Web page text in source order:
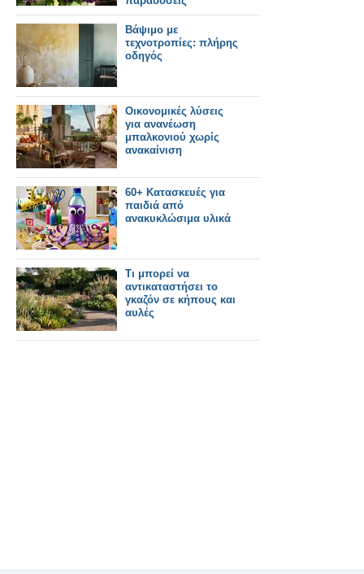
Βάψιμο με
τεχνοτροπίες: πλήρης
οδηγός
Οικονομικές λύσεις
για ανανέωση
μπαλκονιού χωρίς
ανακαίνιση
60+ Κατασκευές για
παιδιά από
ανακυκλώσιμα υλικά
Τι μπορεί να
αντικαταστήσει το
γκαζόν σε κήπους και
αυλές